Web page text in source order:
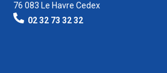
76 083 Le Havre Cedex
02 32 73 32 32